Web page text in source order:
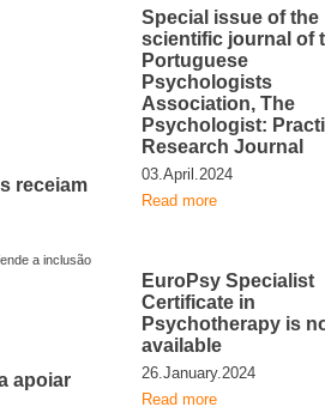
receiam
a inclusão
apoiar
Special issue of the
scientific journal of
Portuguese
Psychologists
Association, The
Psychologist:
Research Journal
03.April.2024
Read more
EuroPsy Specialist
Certificate in
Psychotherapy is
available
26.January.2024
Read more